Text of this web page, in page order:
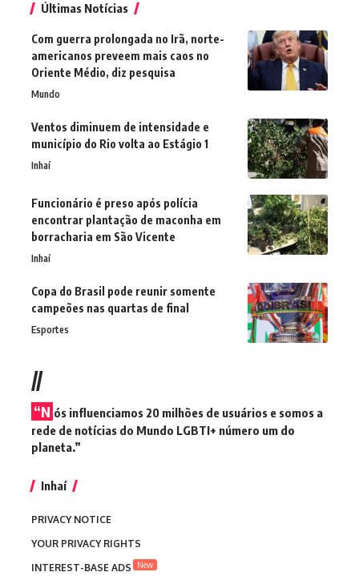
Últimas Notícias
Com guerra prolongada no Irã, norte-
americanos preveem mais caos no
Oriente Médio, diz pesquisa
Mundo
Ventos diminuem de intensidade e
município do Rio volta ao Estágio 1
Inhaí
Funcionário é preso após polícia
encontrar plantação de maconha em
borracharia em São Vicente
Inhaí
Copa do Brasil pode reunir somente
campeões nas quartas de final
Esportes
//
“N ós influenciamos 20 milhões de usuários e somos a
rede de notícias do Mundo LGBTI+ número um do
planeta.”
Inhaí
PRIVACY NOTICE
YOUR PRIVACY RIGHTS
INTEREST-BASE ADS
New